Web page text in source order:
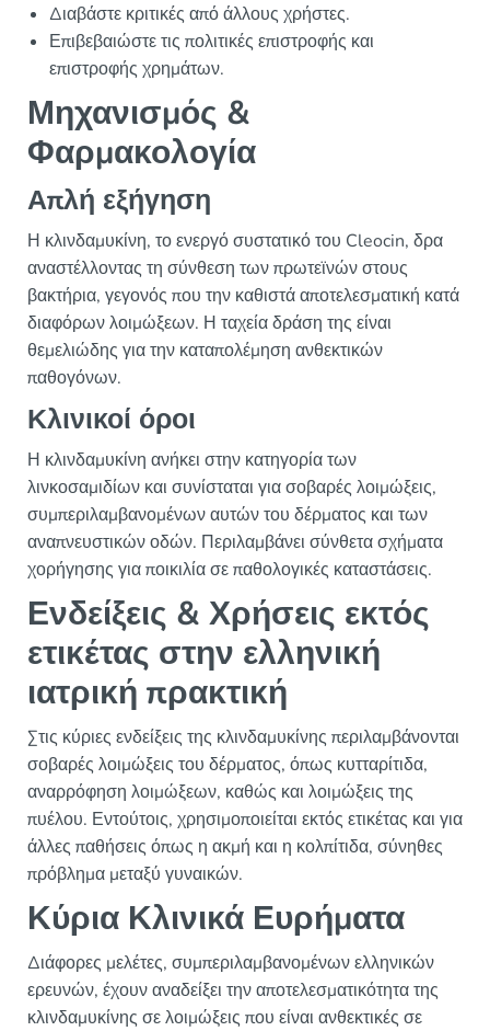
Διαβάστε κριτικές από άλλους χρήστες.
Επιβεβαιώστε τις πολιτικές επιστροφής και
επιστροφής χρημάτων.
Μηχανισμός &
Φαρμακολογία
Απλή εξήγηση
Η κλινδαμυκίνη, το ενεργό συστατικό του Cleocin, δρα
αναστέλλοντας τη σύνθεση των πρωτεϊνών στους
βακτήρια, γεγονός που την καθιστά αποτελεσματική κατά
διαφόρων λοιμώξεων. Η ταχεία δράση της είναι
θεμελιώδης για την καταπολέμηση ανθεκτικών
παθογόνων.
Κλινικοί όροι
Η κλινδαμυκίνη ανήκει στην κατηγορία των
λινκοσαμιδίων και συνίσταται για σοβαρές λοιμώξεις,
συμπεριλαμβανομένων αυτών του δέρματος και των
αναπνευστικών οδών. Περιλαμβάνει σύνθετα σχήματα
χορήγησης για ποικιλία σε παθολογικές καταστάσεις.
Ενδείξεις & Χρήσεις εκτός
ετικέτας στην ελληνική
ιατρική πρακτική
Στις κύριες ενδείξεις της κλινδαμυκίνης περιλαμβάνονται
σοβαρές λοιμώξεις του δέρματος, όπως κυτταρίτιδα,
αναρρόφηση λοιμώξεων, καθώς και λοιμώξεις της
πυέλου. Εντούτοις, χρησιμοποιείται εκτός ετικέτας και για
άλλες παθήσεις όπως η ακμή και η κολπίτιδα, σύνηθες
πρόβλημα μεταξύ γυναικών.
Κύρια Κλινικά Ευρήματα
Διάφορες μελέτες, συμπεριλαμβανομένων ελληνικών
ερευνών, έχουν αναδείξει την αποτελεσματικότητα της
κλινδαμυκίνης σε λοιμώξεις που είναι ανθεκτικές σε